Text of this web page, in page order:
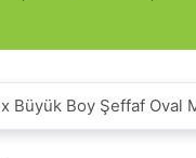
Büyük Boy Şeffaf Oval